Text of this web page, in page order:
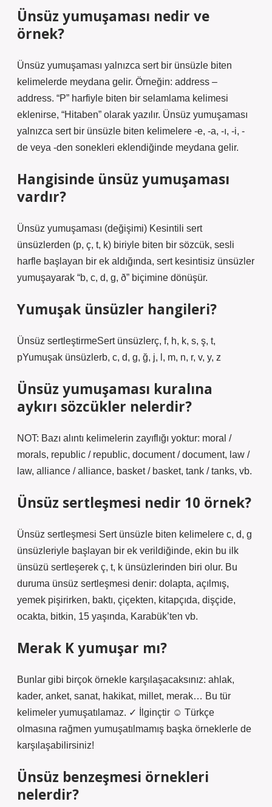
Ünsüz yumuşaması nedir ve
örnek?
Ünsüz yumuşaması yalnızca sert bir ünsüzle biten
kelimelerde meydana gelir. Örneğin: address –
address. “P” harfiyle biten bir selamlama kelimesi
eklenirse, “Hitaben” olarak yazılır. Ünsüz yumuşaması
yalnızca sert bir ünsüzle biten kelimelere -e, -a, -ı, -i, -
de veya -den sonekleri eklendiğinde meydana gelir.
Hangisinde ünsüz yumuşaması
vardır?
Ünsüz yumuşaması (değişimi) Kesintili sert
ünsüzlerden (p, ç, t, k) biriyle biten bir sözcük, sesli
harfle başlayan bir ek aldığında, sert kesintisiz ünsüzler
yumuşayarak “b, c, d, g, ð” biçimine dönüşür.
Yumuşak ünsüzler hangileri?
Ünsüz sertleştirmeSert ünsüzlerç, f, h, k, s, ş, t,
pYumuşak ünsüzlerb, c, d, g, ğ, j, l, m, n, r, v, y, z
Ünsüz yumuşaması kuralına
aykırı sözcükler nelerdir?
NOT: Bazı alıntı kelimelerin zayıflığı yoktur: moral /
morals, republic / republic, document / document, law /
law, alliance / alliance, basket / basket, tank / tanks, vb.
Ünsüz sertleşmesi nedir 10 örnek?
Ünsüz sertleşmesi Sert ünsüzle biten kelimelere c, d, g
ünsüzleriyle başlayan bir ek verildiğinde, ekin bu ilk
ünsüzü sertleşerek ç, t, k ünsüzlerinden biri olur. Bu
duruma ünsüz sertleşmesi denir: dolapta, açılmış,
yemek pişirirken, baktı, çiçekten, kitapçıda, dişçide,
ocakta, bitkin, 15 yaşında, Karabük’ten vb.
Merak K yumuşar mı?
Bunlar gibi birçok örnekle karşılaşacaksınız: ahlak,
kader, anket, sanat, hakikat, millet, merak… Bu tür
kelimeler yumuşatılamaz. ✓ İlginçtir ☺ Türkçe
olmasına rağmen yumuşatılmamış başka örneklerle de
karşılaşabilirsiniz!
Ünsüz benzeşmesi örnekleri
nelerdir?